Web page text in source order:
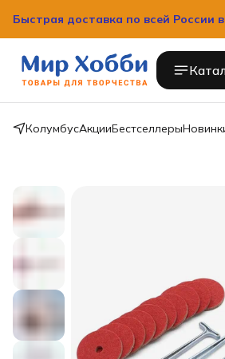
Быстрая доставка по всей
Быстрая доставка по всей
КолумбусАкцииБестселлеры